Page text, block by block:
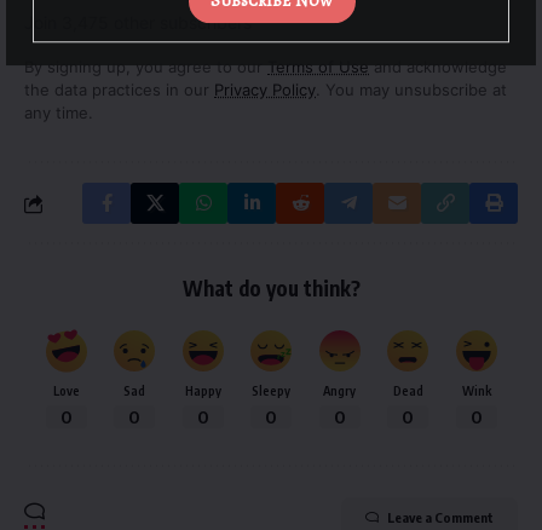
Join 3,475 other subscribers
By signing up, you agree to ourTerms of Useand acknowledge
the data practices in our Privacy Policy. You may unsubscribe at
any time.
What do you think?
Love
0
Sad
0
Happy
0
Sleepy
0
Angry
0
Dead
0
Wink
0
Leave a Comment